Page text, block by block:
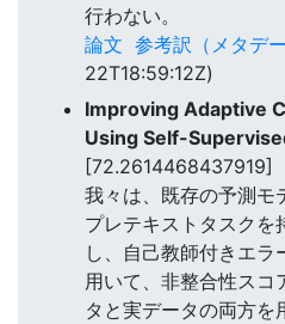
行わない。
論文 参考訳（メタデー
22T18:59:12Z)
Improving Adaptive
Using Self-
[72.2614468437919]
我々は、既存の予測モ
プレテキストタスクを
し、自己教師付きエラ
用いて、非整合性スコ
タと実データの両方を